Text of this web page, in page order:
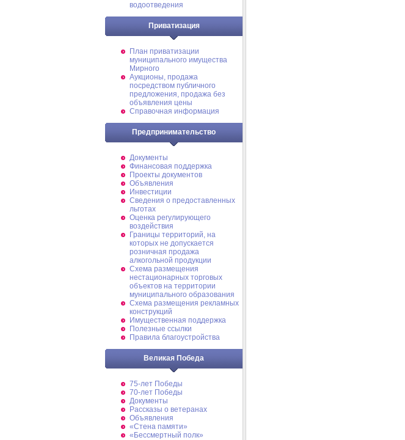
водоотведения
Приватизация
План приватизации
муниципального имущества
Мирного
Аукционы, продажа
посредством публичного
предложения, продажа без
объявления цены
Справочная информация
Предпринимательство
Документы
Финансовая поддержка
Проекты документов
Объявления
Инвестиции
Сведения о предоставленных
льготах
Оценка регулирующего
воздействия
Границы территорий, на
которых не допускается
розничная продажа
алкогольной продукции
Схема размещения
нестационарных торговых
объектов на территории
муниципального образования
Схема размещения рекламных
конструкций
Имущественная поддержка
Полезные ссылки
Правила благоустройства
Великая Победа
75-лет Победы
70-лет Победы
Документы
Рассказы о ветеранах
Объявления
«Стена памяти»
«Бессмертный полк»